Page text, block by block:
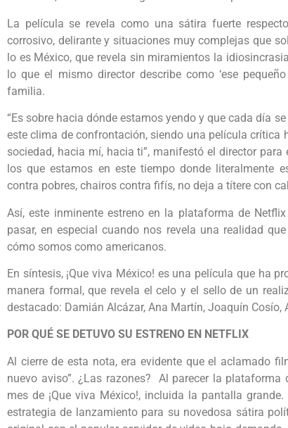
La película se revela como una sátira fuerte
corrosivo, delirante y situaciones muy complejas que
lo es México, que revela sin miramientos la
lo que el mismo director describe como ‘ese
familia.
“Es sobre hacia dónde estamos yendo y que cada día
este clima de confrontación, siendo una película
sociedad, hacia mí, hacia ti”, manifestó el director
los que estamos en este tiempo donde literalmente
contra pobres, chairos contra fifís, no deja a títere con
Así, este inminente estreno en la plataforma de
pasar, en especial cuando nos revela una realidad
cómo somos como americanos.
En síntesis, ¡Que viva México! es una película que ha
manera formal, que revela el celo y el sello de un
destacado: Damián Alcázar, Ana Martín, Joaquín Cosío,
POR QUÉ SE DETUVO SU ESTRENO EN NETFLIX
Al cierre de esta nota, era evidente que el aclamado
nuevo aviso”. ¿Las razones? Al parecer la
mes de ¡Que viva México!, incluida la pantalla
estrategia de lanzamiento para su novedosa sátira